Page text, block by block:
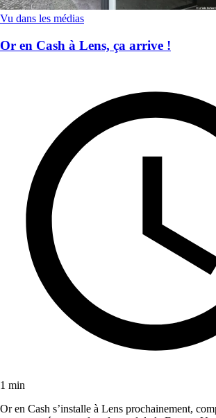
Vu dans les médias
Or en Cash à Lens, ça arrive !
1 min
Or en Cash s’installe à Lens prochainement,